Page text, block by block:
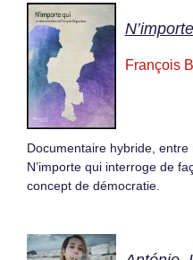
François
Documentaire hybride, entre
N’importe qui interroge de
concept de démocratie.